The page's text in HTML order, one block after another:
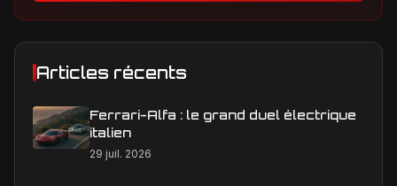
Articles récents
Ferrari-Alfa : le grand duel électrique
italien
29 juil. 2026